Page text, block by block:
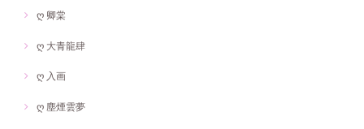
ღ 卿棠
ღ 大青龍肆
ღ 入画
ღ 塵煙雲夢